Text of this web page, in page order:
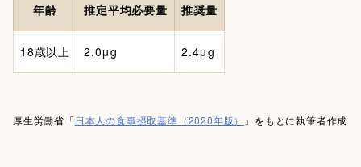
年齢 推定平均必要量 推奨量
18歳以上 2.0μg 2.4μg
厚生労働省「 日本人の食事摂取基準（2020年版） 」をもとに執筆者作成